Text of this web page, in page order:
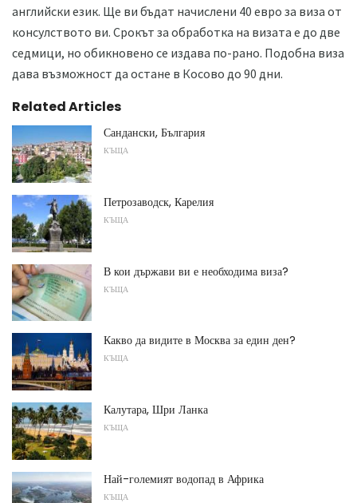
английски език. Ще ви бъдат начислени 40 евро за виза от
консулството ви. Срокът за обработка на визата е до две
седмици, но обикновено се издава по-рано. Подобна виза
дава възможност да остане в Косово до 90 дни.
Related Articles
Сандански, България
КЪЩА
Петрозаводск, Карелия
КЪЩА
В кои държави ви е необходима виза?
КЪЩА
Какво да видите в Москва за един ден?
КЪЩА
Калутара, Шри Ланка
КЪЩА
Най-големият водопад в Африка
КЪЩА